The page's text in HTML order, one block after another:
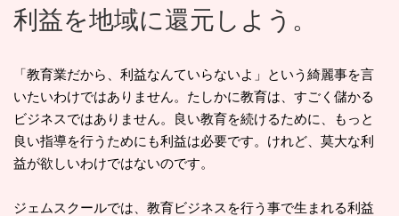
利益を地域に還元しよう。
「教育業だから、利益なんていらないよ」という綺麗事を言
いたいわけではありません。たしかに教育は、すごく儲かる
ビジネスではありません。良い教育を続けるために、もっと
良い指導を行うためにも利益は必要です。けれど、莫大な利
益が欲しいわけではないのです。
ジェムスクールでは、教育ビジネスを行う事で生まれる利益